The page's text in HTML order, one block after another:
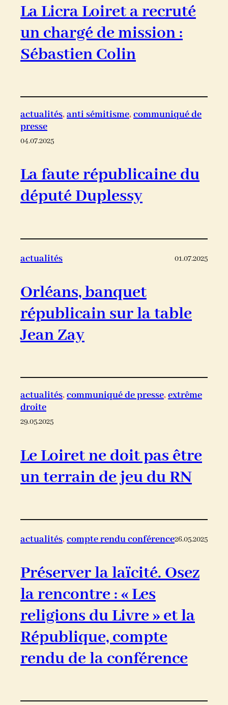
La Licra Loiret a recruté
un chargé de mission :
Sébastien Colin
actualités, anti sémitisme, communiqué de
presse
04.07.2025
La faute républicaine du
député Duplessy
actualités 01.07.2025
Orléans, banquet
républicain sur la table
Jean Zay
actualités, communiqué de presse, extrême
droite
29.05.2025
Le Loiret ne doit pas être
un terrain de jeu du RN
actualités, compte rendu conférence26.05.2025
Préserver la laïcité. Osez
la rencontre : « Les
religions du Livre » et la
République, compte
rendu de la conférence